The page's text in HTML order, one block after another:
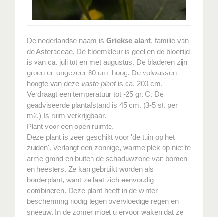
De nederlandse naam is Griekse alant, familie van
de Asteraceae. De bloemkleur is geel en de bloeitijd
is van ca. juli tot en met augustus. De bladeren zijn
groen en ongeveer 80 cm. hoog. De volwassen
hoogte van deze vaste plantis ca. 200 cm.
Verdraagt een temperatuur tot -25 gr. C. De
geadviseerde plantafstand is 45 cm. (3-5 st. per
m2.) Is ruim verkrijgbaar.
Plant voor een open ruimte.
Deze plant is zeer geschikt voor 'de tuin op het
zuiden'. Verlangt een zonnige, warme plek op niet te
arme grond en buiten de schaduwzone van bomen
en heesters. Ze kan gebruikt worden als
borderplant, want ze laat zich eenvoudig
combineren. Deze plant heeft in de winter
bescherming nodig tegen overvloedige regen en
sneeuw. In de zomer moet u ervoor waken dat ze